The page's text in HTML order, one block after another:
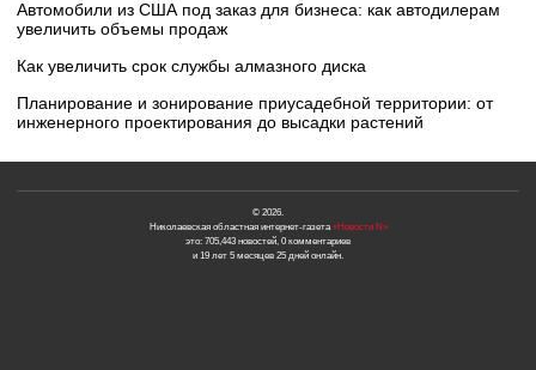
Автомобили из США под заказ для бизнеса: как автодилерам
увеличить объемы продаж
Как увеличить срок службы алмазного диска
Планирование и зонирование приусадебной территории: от
инженерного проектирования до высадки растений
© 2026.
Николаевская областная интернет-газета «Новости N»
это: 705,443 новостей, 0 комментариев
и 19 лет 5 месяцев 25 дней онлайн.